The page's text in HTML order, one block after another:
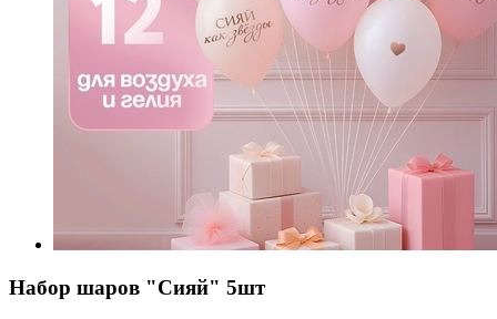
Набор шаров "Сияй" 5шт